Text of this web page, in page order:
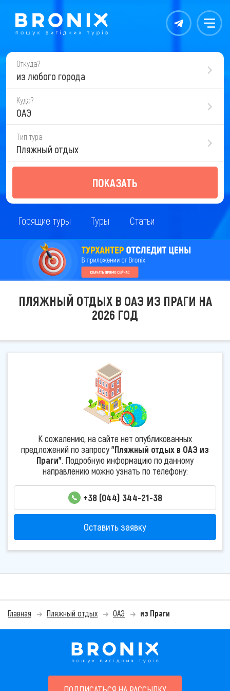
Контакты Меню
Откуда?
из любого города
Куда?
ОАЭ
Тип тура
Пляжный отдых
ПОКАЗАТЬ
Горящие туры Туры Статьи
ПЛЯЖНЫЙ ОТДЫХ В ОАЭ ИЗ ПРАГИ НА
2026 ГОД
К сожалению, на сайте нет опубликованных
предложений по запросу"Пляжный отдых в ОАЭ из
Праги". Подробную информацию по данному
направлению можно узнать по телефону:
+38 (044) 344-21-38
Оставить заявку
Главная Пляжный отдых ОАЭ из Праги